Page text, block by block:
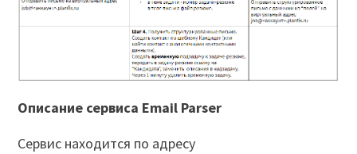
Описание сервиса Email Parser
Сервис находится по адресу